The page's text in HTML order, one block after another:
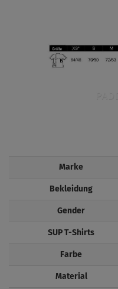
Marke
Bekleidung
Gender
SUP T-Shirts
Farbe
Material